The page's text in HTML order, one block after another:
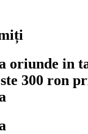
oriunde in
300 ron